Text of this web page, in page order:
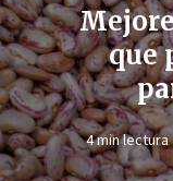
que
4 min lectura